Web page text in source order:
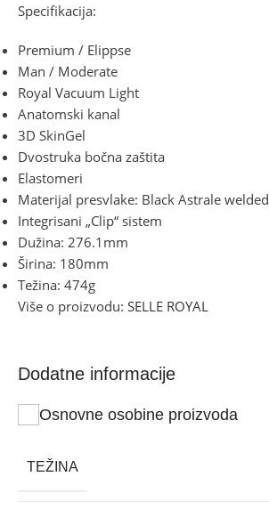
Specifikacija:
Premium / Elippse
Man / Moderate
Royal Vacuum Light
Anatomski kanal
3D SkinGel
Dvostruka bočna zaštita
Elastomeri
Materijal presvlake: Black Astrale welded
Integrisani „Clip“ sistem
Dužina: 276.1mm
Širina: 180mm
Težina: 474g
Više o proizvodu: SELLE ROYAL
Dodatne informacije
Osnovne osobine proizvoda
TEŽINA